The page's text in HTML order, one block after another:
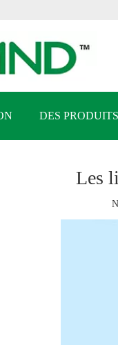
DES PRODUITS
Les